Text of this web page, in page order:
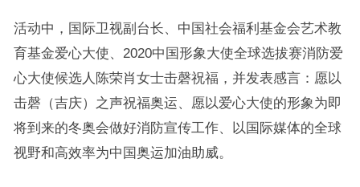
活动中，国际卫视副台长、中国社会福利基金会艺术教
育基金爱心大使、2020中国形象大使全球选拔赛消防爱
心大使候选人陈荣肖女士击磬祝福，并发表感言：愿以
击磬（吉庆）之声祝福奥运、愿以爱心大使的形象为即
将到来的冬奥会做好消防宣传工作、以国际媒体的全球
视野和高效率为中国奥运加油助威。